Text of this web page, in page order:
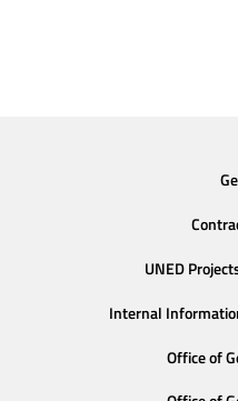
UNED
Internal
Office of